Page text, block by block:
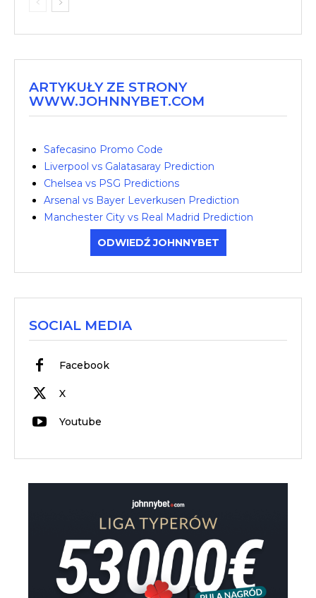
ARTYKUŁY ZE STRONY
WWW.JOHNNYBET.COM
Safecasino Promo Code
Liverpool vs Galatasaray Prediction
Chelsea vs PSG Predictions
Arsenal vs Bayer Leverkusen Prediction
Manchester City vs Real Madrid Prediction
ODWIEDŹ JOHNNYBET
SOCIAL MEDIA
Facebook
X
Youtube